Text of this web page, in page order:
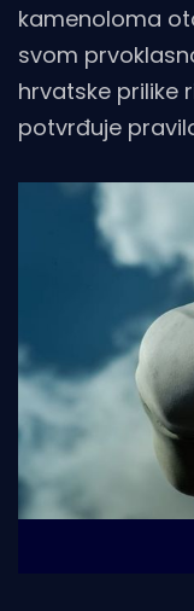
kamenoloma
svom
hrvatske prilike
potvrđuje